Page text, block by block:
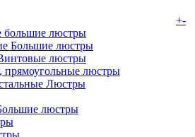
+-
большие люстры
Большие люстры
люстры
прямоугольные люстры
Люстры
люстры